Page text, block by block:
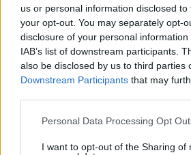
us or personal information disclosed
your opt-out. You may separately opt-
disclosure of your personal
IAB’s list of downstream participants.
also be disclosed by us to third parties
Downstream Participants that may
Please note that this website/app uses
not limited to your visit or usage
Personal Data Processing Opt
I want to opt-out of the Sharing of
Επίθεση ΠΑΣΟΚ σε Τσίπρα: Ηγείται
εταιρείας με μετόχους τους
τον ίδιο διευθύνοντα σύμβουλο
πριν 17 λεπτά
«Χαλάρωση, βόλτα, φαγητό και
του ηθοποιού Χάρη Χιώτη
πριν 18 λεπτά
εντολή του, αποφυλακίστηκαν
πριν 20 λεπτά